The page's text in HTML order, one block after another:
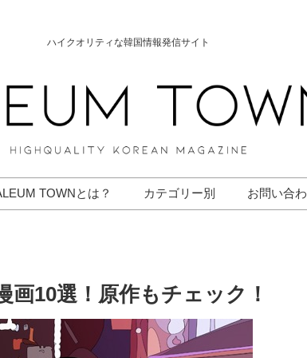
ハイクオリティな韓国情報発信サイト
TOWNとは？ カテゴリー別 お問い合
画10選！原作もチェック！